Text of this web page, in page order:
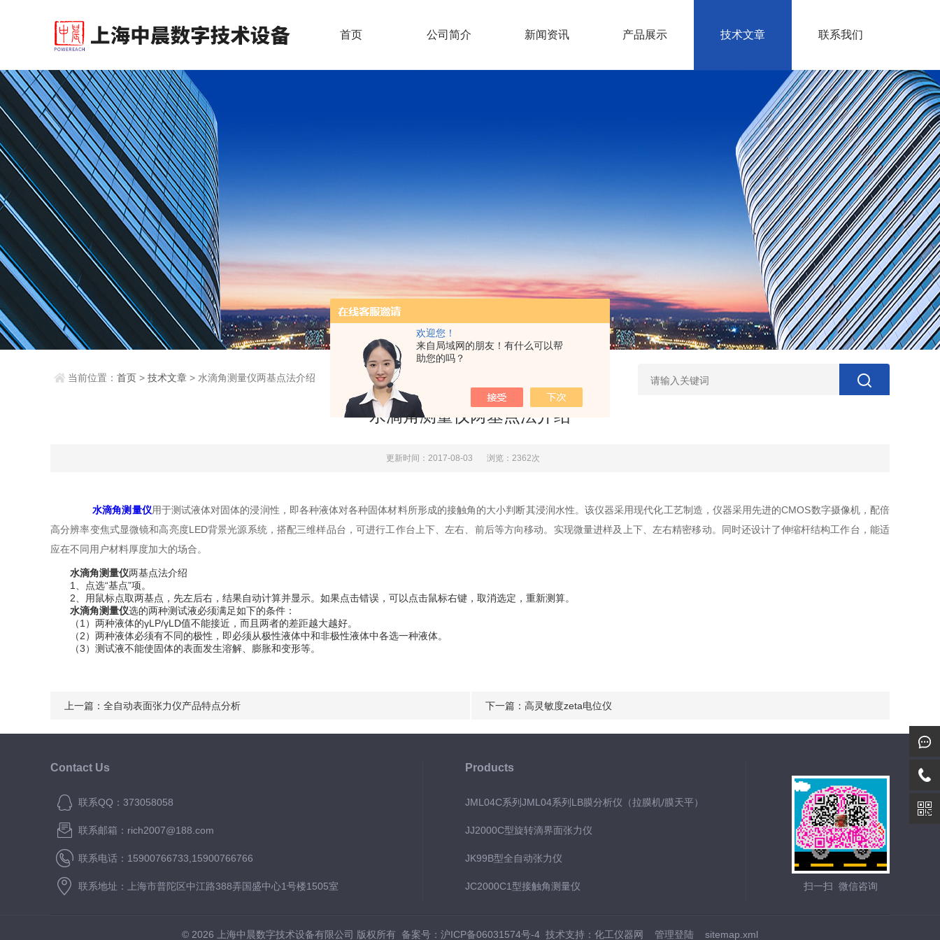
欢迎您！
来自局域网的朋友！有什么可以帮
助您的吗？
首页 公司简介 新闻资讯 产品展示 技术文章 联系我们
当前位置： 首页 > 技术文章 > 水滴角测量仪两基点法介绍
水滴角测量仪两基点法介绍
更新时间：2017-08-03 浏览：2362次
水滴角测量仪用于测试液体对固体的浸润性，即各种液体对各种固体材料所形成的接触角的大小判断其浸润水性。该仪器采用现代化工艺制造，仪器采用先进的CMOS数字摄像机，配倍
高分辨率变焦式显微镜和高亮度LED背景光源系统，搭配三维样品台，可进行工作台上下、左右、前后等方向移动。实现微量进样及上下、左右精密移动。同时还设计了伸缩杆结构工作台，能适
应在不同用户材料厚度加大的场合。
水滴角测量仪两基点法介绍
1、点选“基点”项。
2、用鼠标点取两基点，先左后右，结果自动计算并显示。如果点击错误，可以点击鼠标右键，取消选定，重新测算。
水滴角测量仪选的两种测试液必须满足如下的条件：
（1）两种液体的γLP/γLD值不能接近，而且两者的差距越大越好。
（2）两种液体必须有不同的极性，即必须从极性液体中和非极性液体中各选一种液体。
（3）测试液不能使固体的表面发生溶解、膨胀和变形等。
上一篇： 全自动表面张力仪产品特点分析 下一篇： 高灵敏度zeta电位仪
Contact Us
联系QQ：373058058
联系邮箱：rich2007@188.com
联系电话：15900766733,15900766766
联系地址：上海市普陀区中江路388弄国盛中心1号楼1505室
Products
JML04C系列JML04系列LB膜分析仪（拉膜机/膜天平）
JJ2000C型旋转滴界面张力仪
JK99B型全自动张力仪
JC2000C1型接触角测量仪 扫一扫 微信咨询
© 2026 上海中晨数字技术设备有限公司 版权所有 备案号：沪ICP备06031574号-4 技术支持： 化工仪器网 管理登陆 sitemap.xml